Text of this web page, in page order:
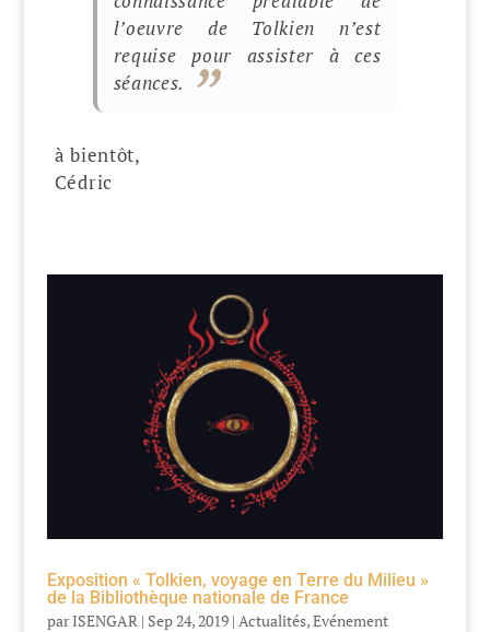
l’oeuvre de Tolkien n’est
requise pour assister à ces
séances.
à bientôt,
Cédric
Exposition « Tolkien, voyage en Terre du Milieu »
de la Bibliothèque nationale de France
parISENGAR | Sep 24, 2019| Actualités,Evénement